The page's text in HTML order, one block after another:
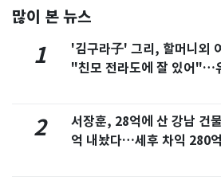
많이 본 뉴스
1
'김구라子' 그리, 할머니외
"친모 전라도에 잘 있어"…
2
서장훈, 28억에 산 강남 건
억 내놨다…세후 차익 280